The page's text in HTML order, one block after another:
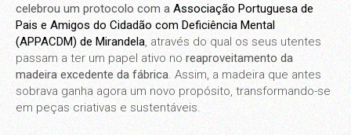
celebrou um protocolo com a Associação Portuguesa de
Pais e Amigos do Cidadão com Deficiência Mental
(APPACDM) de Mirandela, através do qual os seus utentes
passam a ter um papel ativo noreaproveitamento da
madeira excedente da fábrica. Assim, a madeira que antes
sobrava ganha agora um novo propósito, transformando-se
em peças criativas e sustentáveis.